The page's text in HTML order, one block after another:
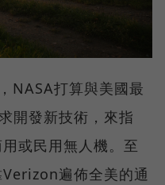
NASA打算與美國最
開發新技術，來指
或民用無人機。至
遍佈全美的通